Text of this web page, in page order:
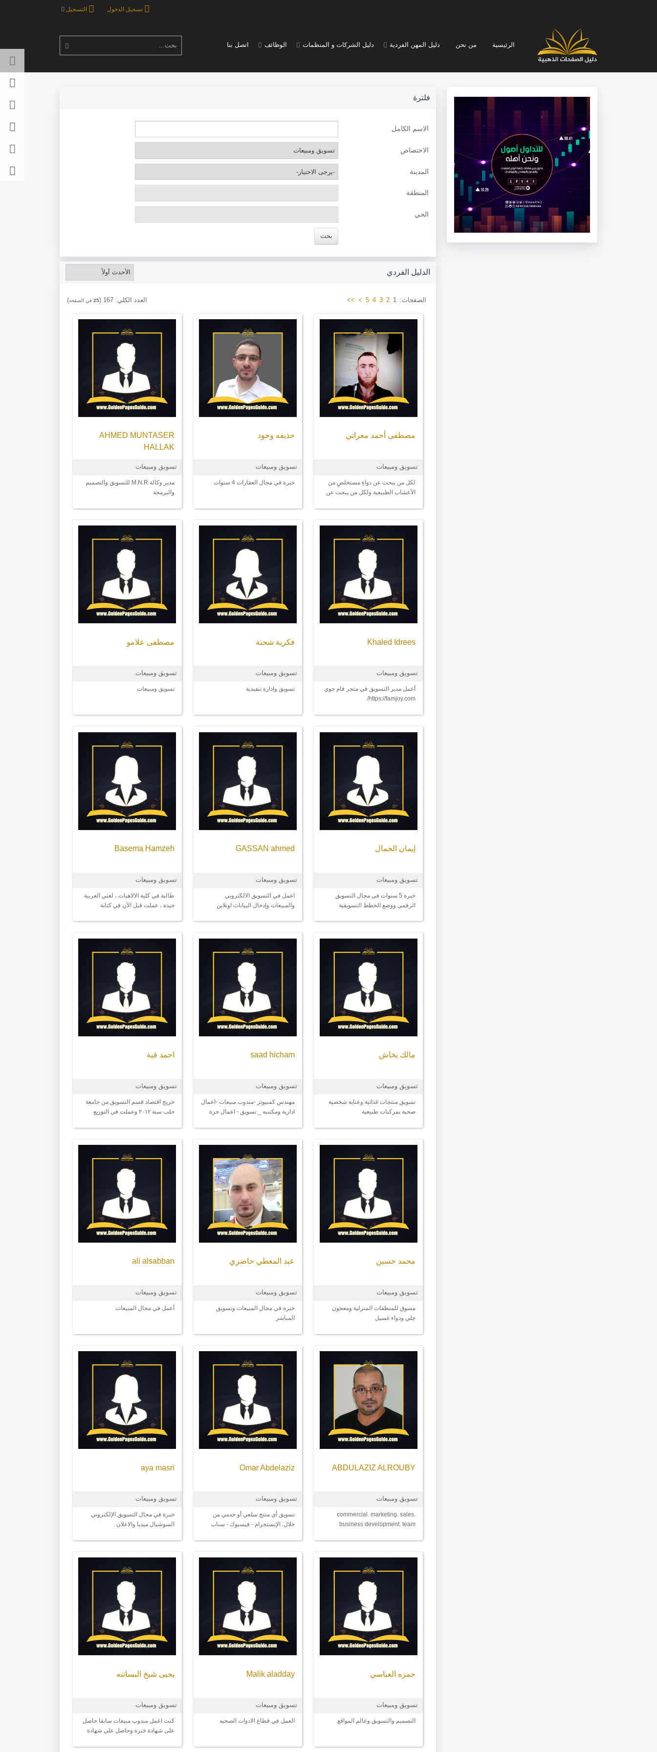
التسجيل تسجيل الدخول
بحث... الرئيسية من نحن دليل المهن الفردية دليل الشركات و المنظمات الوظائف اتصل بنا
فلترة
الاسم الكامل
الاختصاص
المدينة
المنطقة
الحي
الدليل الفردي
الصفحات: 1
2
3
4
5
>
>> العدد الكلي: 167
(
25 في الصفحة)
مصطفى أحمد معراتي
تسويق ومبيعات
لكل من يبحث عن دواءٍ مستخلصٍ من
الأعشاب الطبيعية ولكل من يبحث عن
حذيفه وحود
تسويق ومبيعات
خبرة في مجال العقارات 4 سنوات
AHMED MUNTASER
HALLAK
تسويق ومبيعات
مدير وكالة M.N.R للتسويق والتصميم
والبرمجة
Khaled Idrees
تسويق ومبيعات
أعمل مدير التسويق في متجر فام جوي
https://famjoy.com/
فكرية شحنة
تسويق ومبيعات
تسويق وادارة تنفيذية
مصطفى علامو
تسويق ومبيعات
تسويق ومبيعات
إيمان الجمال
تسويق ومبيعات
خبرة 5 سنوات في مجال التسويق
الرقمي ووضع الخطط التسويقية
GASSAN ahmed
تسويق ومبيعات
اعمل في التسويق الالكتروني
والمبيعات وإدخال البيانات اونلاين
Basema Hamzeh
تسويق ومبيعات
طالبة في كلية الالاهيات ، لغتي العربية
جيدة ، عملت قبل الآن في كتابة
مالك بخاش
تسويق ومبيعات
تسويق منتجات غذائية وعناية شخصية
صحية بمركبات طبيعية
saad hicham
تسويق ومبيعات
مهندس كمبيوتر -مندوب مبيعات -اعمال
ادارية ومكتببه _ تسويق - اعمال حرة
احمد قبة
تسويق ومبيعات
خريج اقتصاد قسم التسويق من جامعة
حلب سنة ٢٠١٢ وعملت في التوزيع
اسطنبول كما عملت مترجم كوني
محمد حسين
تسويق ومبيعات
مسوق للمنظفات المنزلية ومعجون
جلي ودواء غسيل
عبد المعطي حاضري
تسويق ومبيعات
خبرة في مجال المبيعات وتسويق
المباشر
ali alsabban
تسويق ومبيعات
أعمل في مجال المبيعات
ABDULAZIZ ALROUBY
تسويق ومبيعات
commercial. marketing. sales.
business development. team
Omar Abdelaziz
تسويق ومبيعات
تسويق أي منتج سلعي أو خدمي من
خلال: الإنستجرام - فيسبوك - سناب
الجماعي. الخبرة سنتين.
aya masri
تسويق ومبيعات
خبرة في مجال التسويق الإلكتروني
السوشيال ميديا والاعلان .
حمزه العباسي
تسويق ومبيعات
التصميم والتسويق وعالم المواقع
Malik aladday
تسويق ومبيعات
العمل في قطاع الادوات الصحيه
يحيى شيخ البساتنه
تسويق ومبيعات
كنت اعمل مندوب مبيعات سابقا حاصل
على شهادة خبرة وحاصل على شهادة